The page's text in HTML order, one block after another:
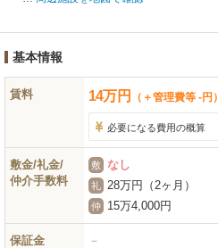
基本情報
賃料 14万円 （＋管理費等 -円）
必要になる費用の概算
敷金/礼金/
仲介手数料
敷 なし
礼 28万円（2ヶ月）
仲 15万4,000円
保証金 －